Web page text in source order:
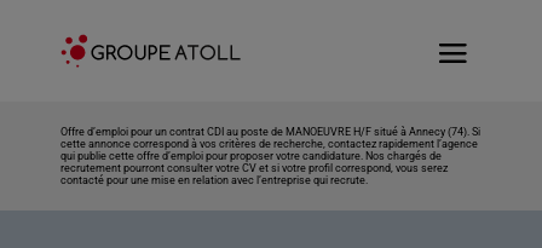
Offre d’emploi pour un contrat CDI au poste de MANOEUVRE H/F situé à Annecy (74). Si
cette annonce correspond à vos critères de recherche, contactez rapidement l’agence
qui publie cette offre d’emploi pour proposer votre candidature. Nos chargés de
recrutement pourront consulter votre CV et si votre profil correspond, vous serez
contacté pour une mise en relation avec l’entreprise qui recrute.